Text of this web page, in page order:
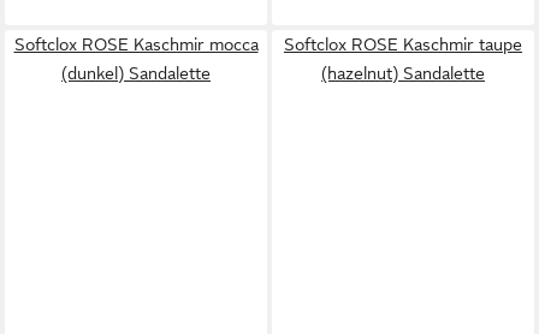
Softclox ROSE Kaschmir mocca
(dunkel) Sandalette
Softclox ROSE Kaschmir taupe
(hazelnut) Sandalette